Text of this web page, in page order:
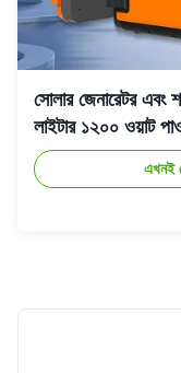
সোলার জেনারেটর এবং
লাইটার ১২০০ ওয়াট
এখনই